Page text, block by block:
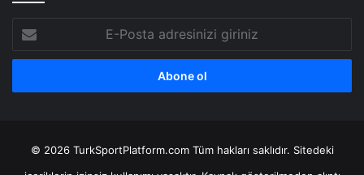
Posta
adresinizi
© 2026 TurkSportPlatform.com Tüm hakları saklıdır. Sitedeki